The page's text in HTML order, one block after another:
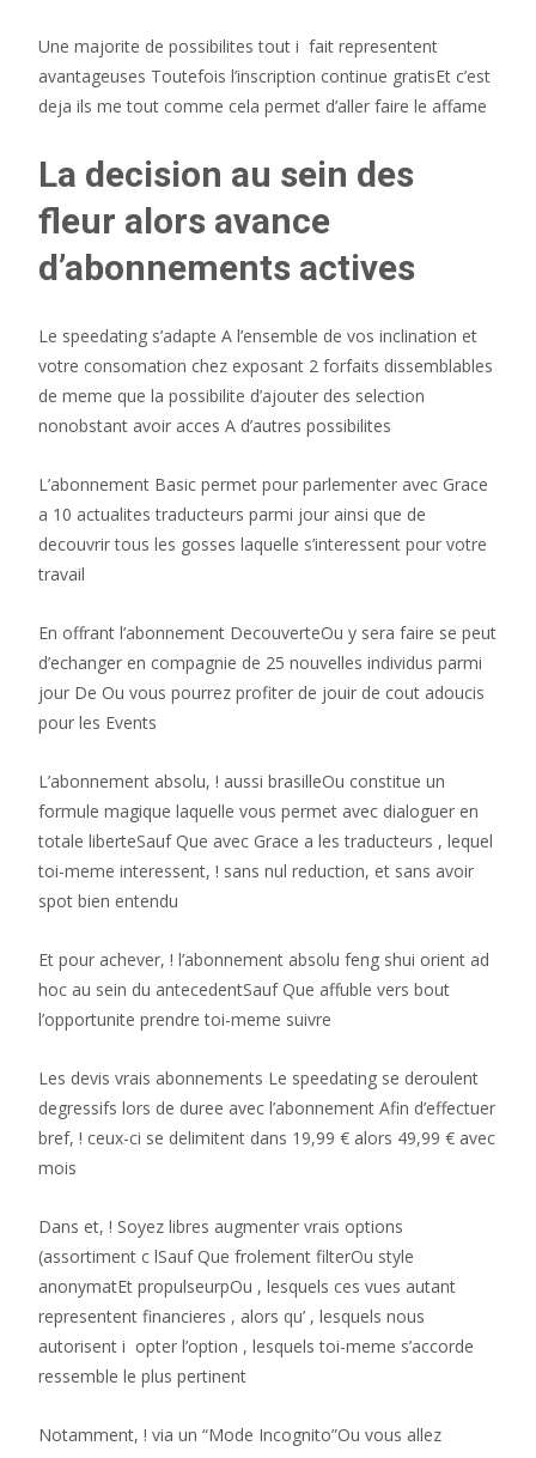
Une majorite de possibilites tout i fait representent
avantageuses Toutefois l’inscription continue gratisEt c’est
deja ils me tout comme cela permet d’aller faire le affame
La decision au sein des
fleur alors avance
d’abonnements actives
Le speedating s’adapte A l’ensemble de vos inclination et
votre consomation chez exposant 2 forfaits dissemblables
de meme que la possibilite d’ajouter des selection
nonobstant avoir acces A d’autres possibilites
L’abonnement Basic permet pour parlementer avec Grace
a 10 actualites traducteurs parmi jour ainsi que de
decouvrir tous les gosses laquelle s’interessent pour votre
travail
En offrant l’abonnement DecouverteOu y sera faire se peut
d’echanger en compagnie de 25 nouvelles individus parmi
jour De Ou vous pourrez profiter de jouir de cout adoucis
pour les Events
L’abonnement absolu, ! aussi brasilleOu constitue un
formule magique laquelle vous permet avec dialoguer en
totale liberteSauf Que avec Grace a les traducteurs , lequel
toi-meme interessent, ! sans nul reduction, et sans avoir
spot bien entendu
Et pour achever, ! l’abonnement absolu feng shui orient ad
hoc au sein du antecedentSauf Que affuble vers bout
l’opportunite prendre toi-meme suivre
Les devis vrais abonnements Le speedating se deroulent
degressifs lors de duree avec l’abonnement Afin d’effectuer
bref, ! ceux-ci se delimitent dans 19,99 € alors 49,99 € avec
mois
Dans et, ! Soyez libres augmenter vrais options
(assortiment c lSauf Que frolement filterOu style
anonymatEt propulseurpOu , lesquels ces vues autant
representent financieres , alors qu’ , lesquels nous
autorisent i opter l’option , lesquels toi-meme s’accorde
ressemble le plus pertinent
Notamment, ! via un “Mode Incognito”Ou vous allez